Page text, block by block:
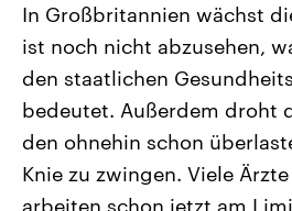
Landtagswahl Sachsen-Anhalt
2026
Alle Informationen
Sachsen-Anhalt wählt am 6.
September 2026 einen neuen
Landtag. Seit 2021 wird das
Bundesland von einer Koalition aus
In Großbritannien wächst
ist noch nicht abzusehen,
den staatlichen
bedeutet. Außerdem droht
den ohnehin schon
Knie zu zwingen. Viele
arbeiten schon jetzt am